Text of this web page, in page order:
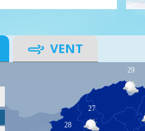
VENT
29
27
28